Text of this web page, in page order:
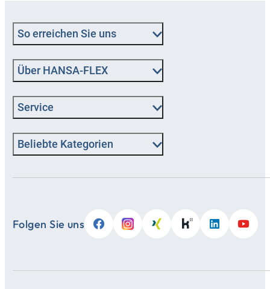
So erreichen Sie uns
Über HANSA‑FLEX
Service
Beliebte Kategorien
Folgen Sie uns